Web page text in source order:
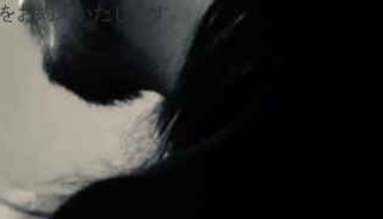
お約束いたします。